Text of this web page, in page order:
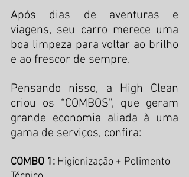
Após dias de aventuras e
viagens, seu carro merece uma
boa limpeza para voltar ao brilho
e ao frescor de sempre.
Pensando nisso, a High Clean
criou os “COMBOS”, que geram
grande economia aliada à uma
gama de serviços, confira:
COMBO 1: Higienização + Polimento